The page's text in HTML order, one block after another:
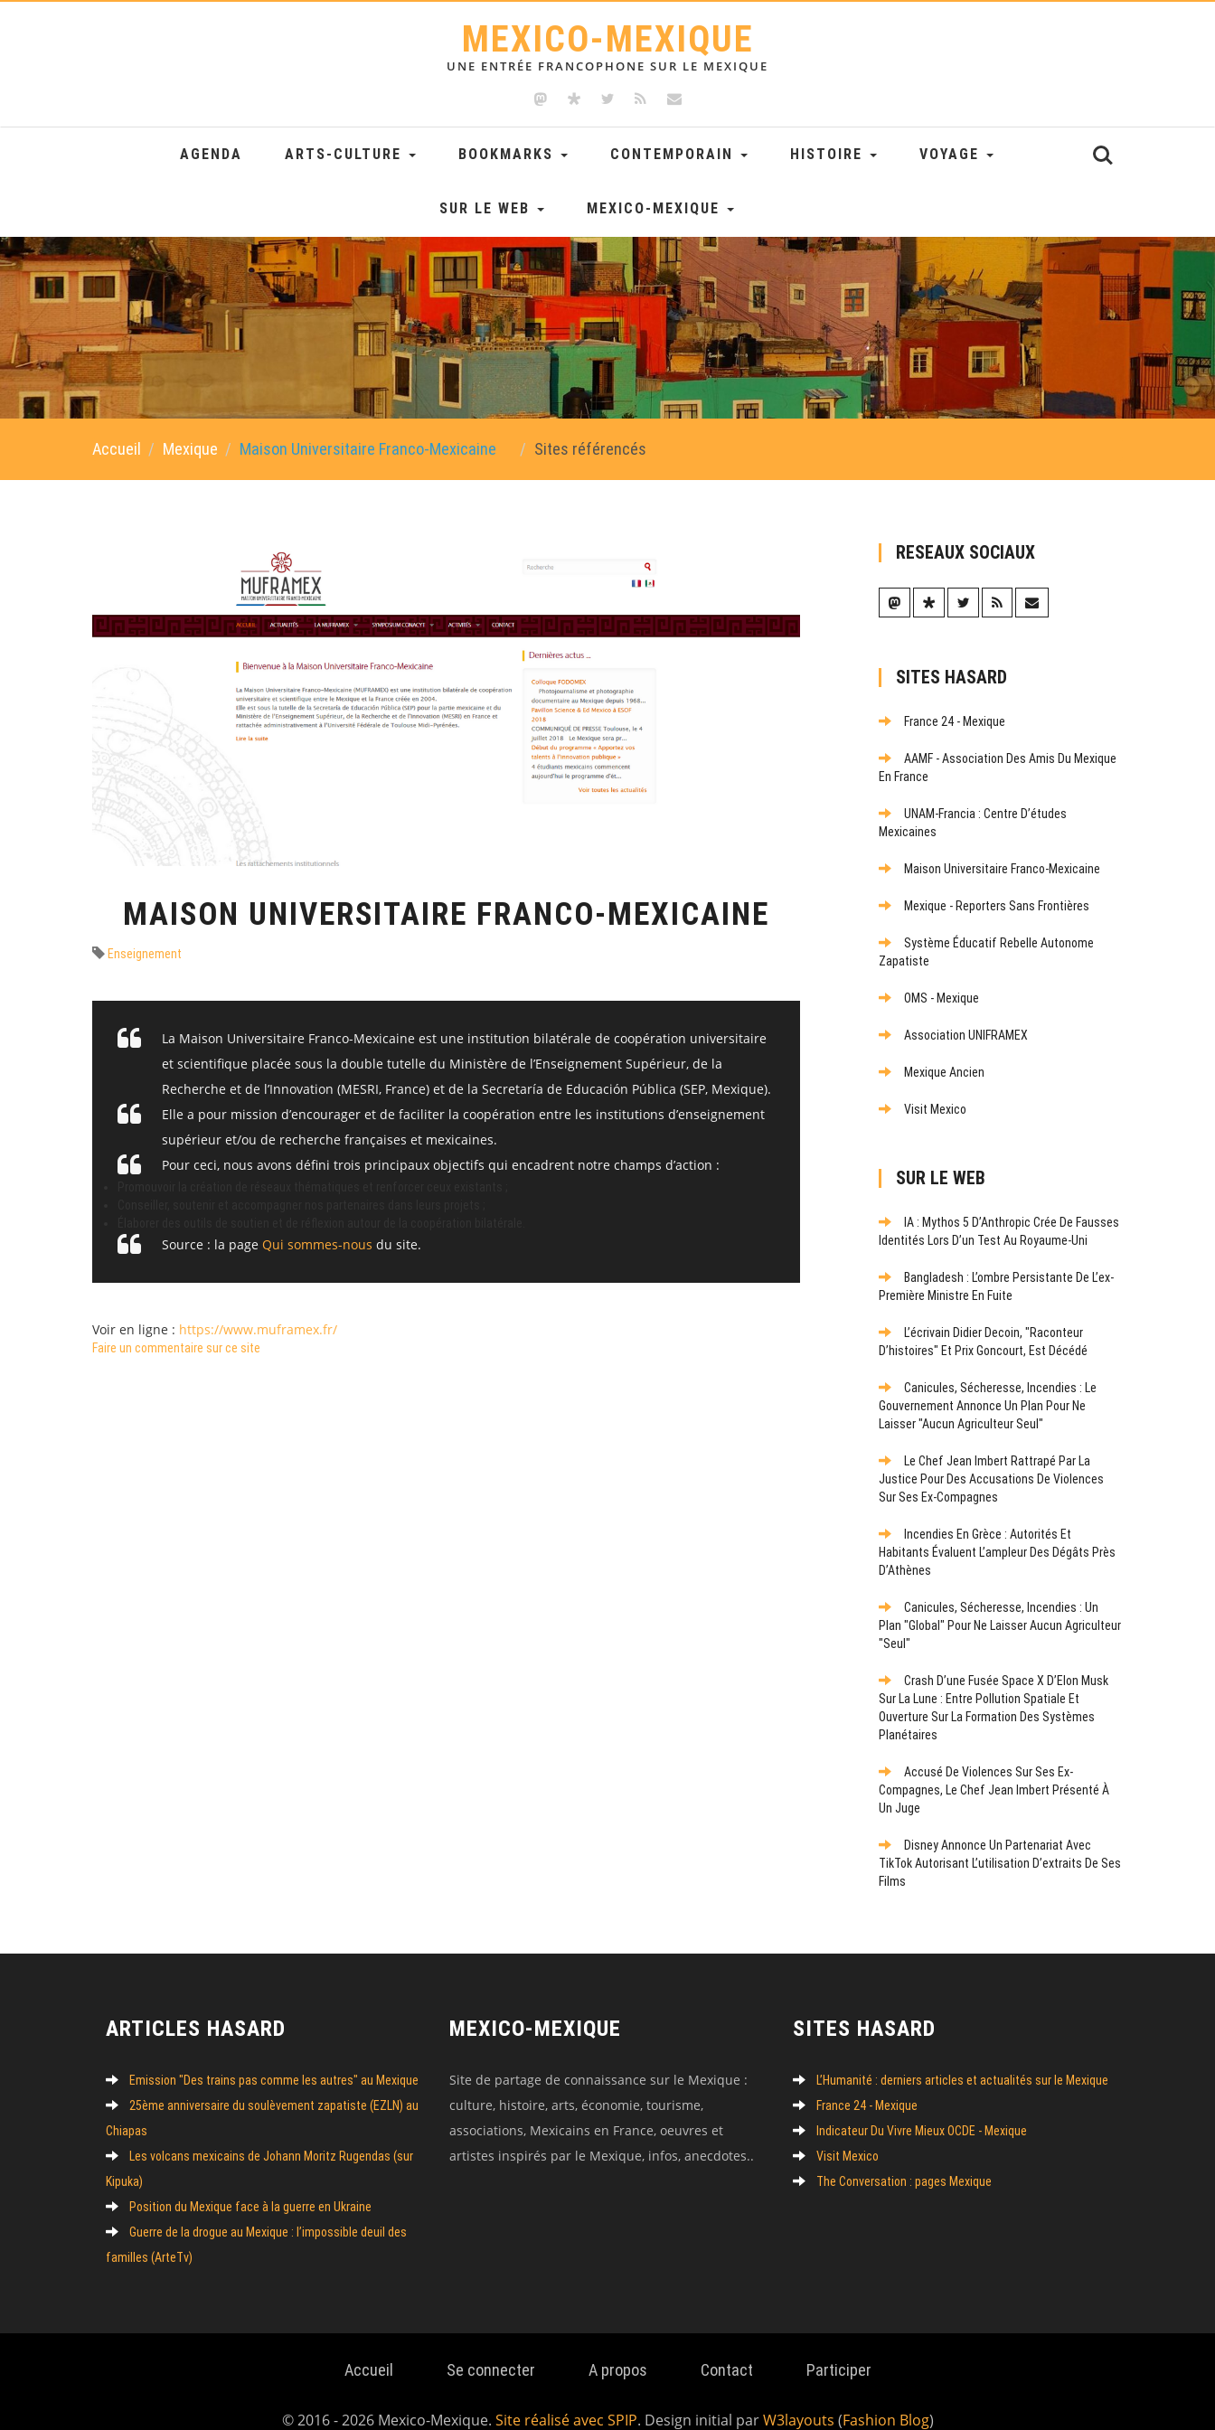
MEXICO-MEXIQUE
UNE ENTRÉE FRANCOPHONE SUR LE MEXIQUE
AGENDA ARTS-CULTURE BOOKMARKS CONTEMPORAIN HISTOIRE VOYAGE
SUR LE WEB MEXICO-MEXIQUE
Accueil Mexique Maison Universitaire Franco-Mexicaine Sites référencés
MAISON UNIVERSITAIRE FRANCO-MEXICAINE
Enseignement
La Maison Universitaire Franco-Mexicaine est une institution bilatérale de coopération universitaire
et scientifique placée sous la double tutelle du Ministère de l’Enseignement Supérieur, de la
Recherche et de l’Innovation (MESRI, France) et de la Secretaría de Educación Pública (SEP, Mexique).
Elle a pour mission d’encourager et de faciliter la coopération entre les institutions d’enseignement
supérieur et/ou de recherche françaises et mexicaines.
Pour ceci, nous avons défini trois principaux objectifs qui encadrent notre champs d’action :
Source : la page Qui sommes-nous du site.
Voir en ligne : https://www.muframex.fr/
Faire un commentaire sur ce site
RESEAUX SOCIAUX
SITES HASARD
France 24 - Mexique
AAMF - Association Des Amis Du Mexique
En France
UNAM-Francia : Centre D’études
Mexicaines
Maison Universitaire Franco-Mexicaine
Mexique - Reporters Sans Frontières
Système Éducatif Rebelle Autonome
Zapatiste
OMS - Mexique
Association UNIFRAMEX
Mexique Ancien
Visit Mexico
SUR LE WEB
IA : Mythos 5 D’Anthropic Crée De Fausses
Identités Lors D’un Test Au Royaume-Uni
Bangladesh : L’ombre Persistante De L’ex-
Première Ministre En Fuite
L’écrivain Didier Decoin, "raconteur
D’histoires" Et Prix Goncourt, Est Décédé
Canicules, Sécheresse, Incendies : Le
Gouvernement Annonce Un Plan Pour Ne
Laisser "aucun Agriculteur Seul"
Le Chef Jean Imbert Rattrapé Par La
Justice Pour Des Accusations De Violences
Sur Ses Ex-Compagnes
Incendies En Grèce : Autorités Et
Habitants Évaluent L’ampleur Des Dégâts Près
D’Athènes
Canicules, Sécheresse, Incendies : Un
Plan "global" Pour Ne Laisser Aucun Agriculteur
"seul"
Crash D’une Fusée Space X D’Elon Musk
Sur La Lune : Entre Pollution Spatiale Et
Ouverture Sur La Formation Des Systèmes
Planétaires
Accusé De Violences Sur Ses Ex-
Compagnes, Le Chef Jean Imbert Présenté À
Un Juge
Disney Annonce Un Partenariat Avec
TikTok Autorisant L’utilisation D’extraits De Ses
Films
ARTICLES HASARD
Emission "Des trains pas comme les autres" au Mexique
25ème anniversaire du soulèvement zapatiste (EZLN) au
Chiapas
Les volcans mexicains de Johann Moritz Rugendas (sur
Kipuka)
Position du Mexique face à la guerre en Ukraine
Guerre de la drogue au Mexique : l’impossible deuil des
familles (ArteTv)
MEXICO-MEXIQUE
Site de partage de connaissance sur le Mexique :
culture, histoire, arts, économie, tourisme,
associations, Mexicains en France, oeuvres et
artistes inspirés par le Mexique, infos, anecdotes..
SITES HASARD
L’Humanité : derniers articles et actualités sur le Mexique
France 24 - Mexique
Indicateur Du Vivre Mieux OCDE - Mexique
Visit Mexico
The Conversation : pages Mexique
Accueil Se connecter A propos Contact Participer
© 2016 - 2026 Mexico-Mexique. Site réalisé avec SPIP. Design initial parW3layouts (Fashion Blog)